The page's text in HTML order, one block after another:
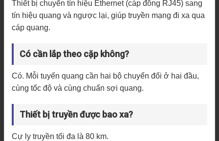
Thiết bị chuyển tín hiệu Ethernet (cáp đồng RJ45) sang
tín hiệu quang và ngược lại, giúp truyền mạng đi xa qua
cáp quang.
Có cần lắp theo cặp không?
Có. Mỗi tuyến quang cần hai bộ chuyển đổi ở hai đầu,
cùng tốc độ và cùng chuẩn sợi quang.
Thiết bị truyền được bao xa?
Cự ly truyền tối đa là 80 km.